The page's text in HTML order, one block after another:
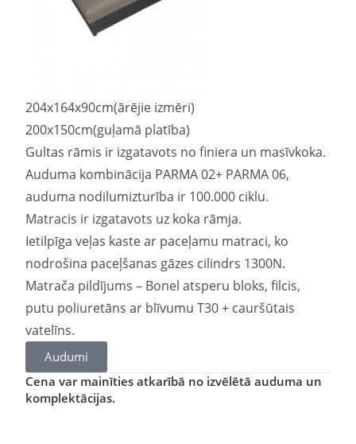
204x164x90cm(ārējie izmēri)
200x150cm(guļamā platība)
Gultas rāmis ir izgatavots no finiera un masīvkoka.
Auduma kombinācija PARMA 02+ PARMA 06,
auduma nodilumizturība ir 100.000 ciklu.
Matracis ir izgatavots uz koka rāmja.
Ietilpīga veļas kaste ar paceļamu matraci, ko
nodrošina paceļšanas gāzes cilindrs 1300N.
Matrača pildījums – Bonel atsperu bloks, filcis,
putu poliuretāns ar blīvumu T30 + cauršūtais
vatelīns.
Audumi
Cena var mainīties atkarībā no izvēlētā auduma un
komplektācijas.